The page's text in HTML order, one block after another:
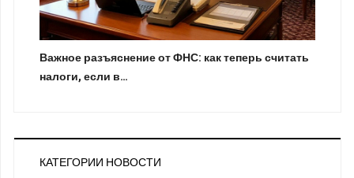
Важное разъяснение от ФНС: как теперь считать
налоги, если в…
КАТЕГОРИИ НОВОСТИ